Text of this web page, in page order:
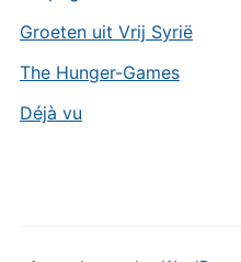
Groeten uit Vrij Syrië
The Hunger-Games
Déjà vu